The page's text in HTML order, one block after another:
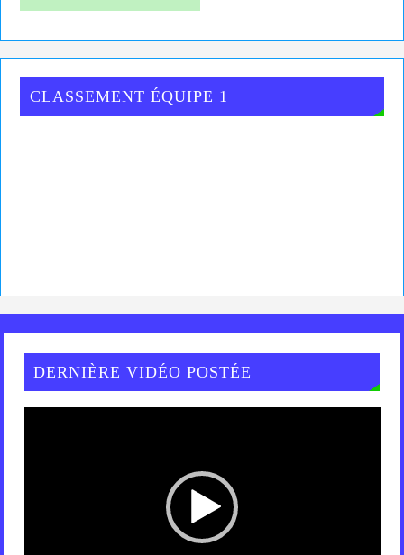
CLASSEMENT ÉQUIPE 1
DERNIÈRE VIDÉO POSTÉE